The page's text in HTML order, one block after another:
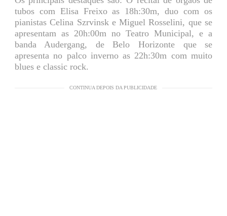
tubos com Elisa Freixo as 18h:30m, duo com os
pianistas Celina Szrvinsk e Miguel Rosselini, que se
apresentam as 20h:00m no Teatro Municipal, e a
banda Audergang, de Belo Horizonte que se
apresenta no palco inverno as 22h:30m com muito
blues e classic rock.
CONTINUA DEPOIS DA PUBLICIDADE